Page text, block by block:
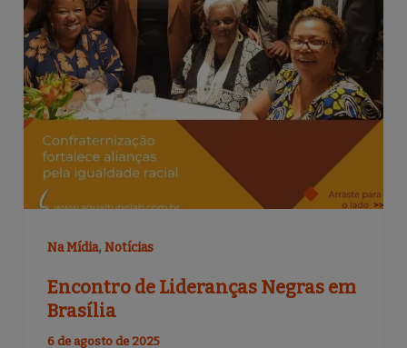
Na Mídia,Notícias
Encontro de Lideranças Negras em
Brasília
6 de agosto de 2025